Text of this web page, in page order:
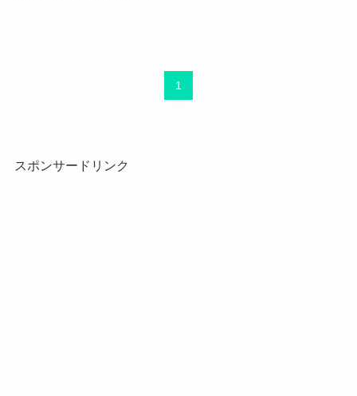
1
スポンサードリンク